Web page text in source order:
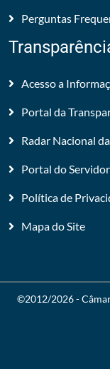
Perguntas
Acesso a
Portal da
Radar Nacional
Portal do Servidor
Política de
Mapa do Site
©2012/2026 -